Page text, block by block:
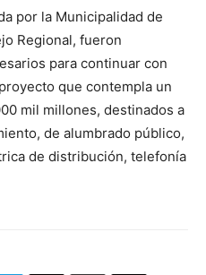
por la Municipalidad de
Regional, fueron
para continuar con
que contempla un
mil millones, destinados a
de alumbrado público,
de distribución, telefonía